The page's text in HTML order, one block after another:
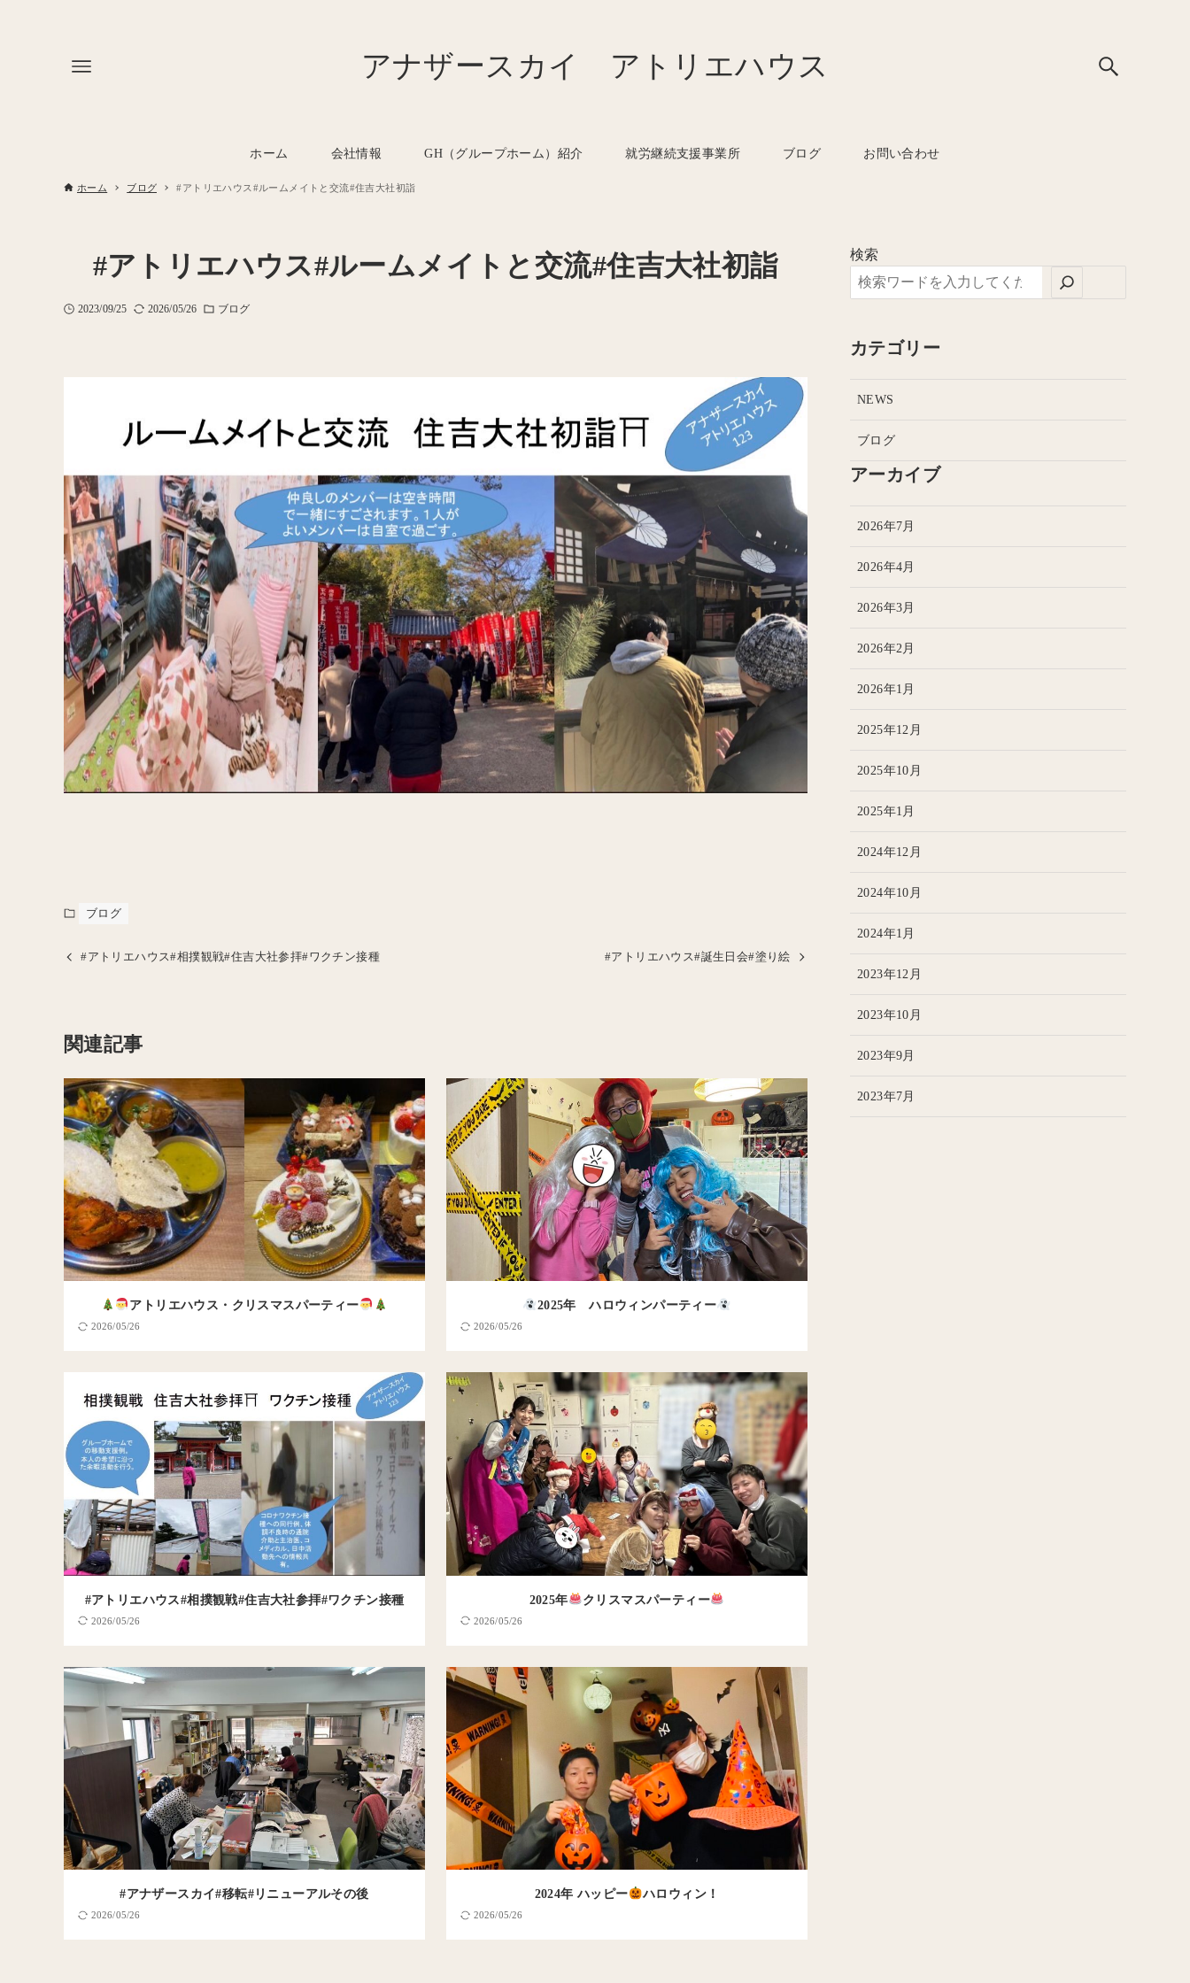
アナザースカイ アトリエハウス
ホーム 会社情報 GH（グループホーム）紹介 就労継続支援事業所 ブログ お問い合わせ
ホーム ブログ #アトリエハウス#ルームメイトと交流#住吉大社初詣
#アトリエハウス#ルームメイトと交流#住吉大社初詣
2023/09/25 2026/05/26 ブログ
ブログ
#アトリエハウス#相撲観戦#住吉大社参拝#ワクチン接種 #アトリエハウス#誕生日会#塗り絵
関連記事
アトリエハウス・クリスマスパーティー
2026/05/26
2025年 ハロウィンパーティー
2026/05/26
#アトリエハウス#相撲観戦#住吉大社参拝#ワクチン接種
2026/05/26
2025年 クリスマスパーティー
2026/05/26
#アナザースカイ#移転#リニューアルその後
2026/05/26
2024年 ハッピー ハロウィン！
2026/05/26
検索
カテゴリー
NEWS
ブログ
アーカイブ
2026年7月
2026年4月
2026年3月
2026年2月
2026年1月
2025年12月
2025年10月
2025年1月
2024年12月
2024年10月
2024年1月
2023年12月
2023年10月
2023年9月
2023年7月